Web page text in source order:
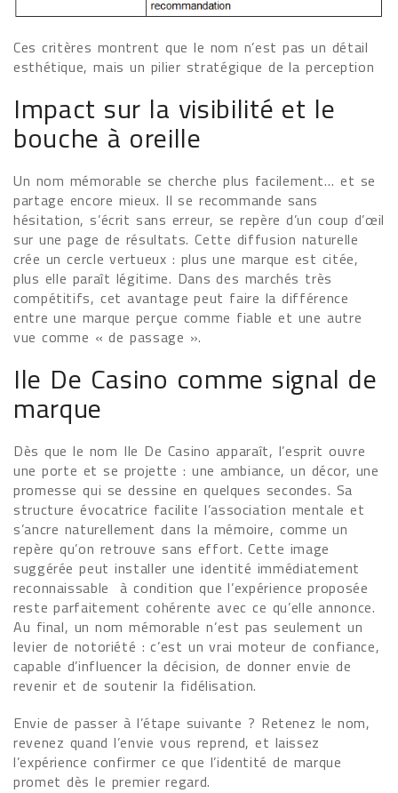
Ces critères montrent que le nom n’est pas un détail
esthétique, mais un pilier stratégique de la perception
Impact sur la visibilité et le
bouche à oreille
Un nom mémorable se cherche plus facilement… et se
partage encore mieux. Il se recommande sans
hésitation, s’écrit sans erreur, se repère d’un coup d’œil
sur une page de résultats. Cette diffusion naturelle
crée un cercle vertueux : plus une marque est citée,
plus elle paraît légitime. Dans des marchés très
compétitifs, cet avantage peut faire la différence
entre une marque perçue comme fiable et une autre
vue comme « de passage ».
Ile De Casino comme signal de
marque
Dès que le nom Ile De Casino apparaît, l’esprit ouvre
une porte et se projette : une ambiance, un décor, une
promesse qui se dessine en quelques secondes. Sa
structure évocatrice facilite l’association mentale et
s’ancre naturellement dans la mémoire, comme un
repère qu’on retrouve sans effort. Cette image
suggérée peut installer une identité immédiatement
reconnaissable à condition que l’expérience proposée
reste parfaitement cohérente avec ce qu’elle annonce.
Au final, un nom mémorable n’est pas seulement un
levier de notoriété : c’est un vrai moteur de confiance,
capable d’influencer la décision, de donner envie de
revenir et de soutenir la fidélisation.
Envie de passer à l’étape suivante ? Retenez le nom,
revenez quand l’envie vous reprend, et laissez
l’expérience confirmer ce que l’identité de marque
promet dès le premier regard.